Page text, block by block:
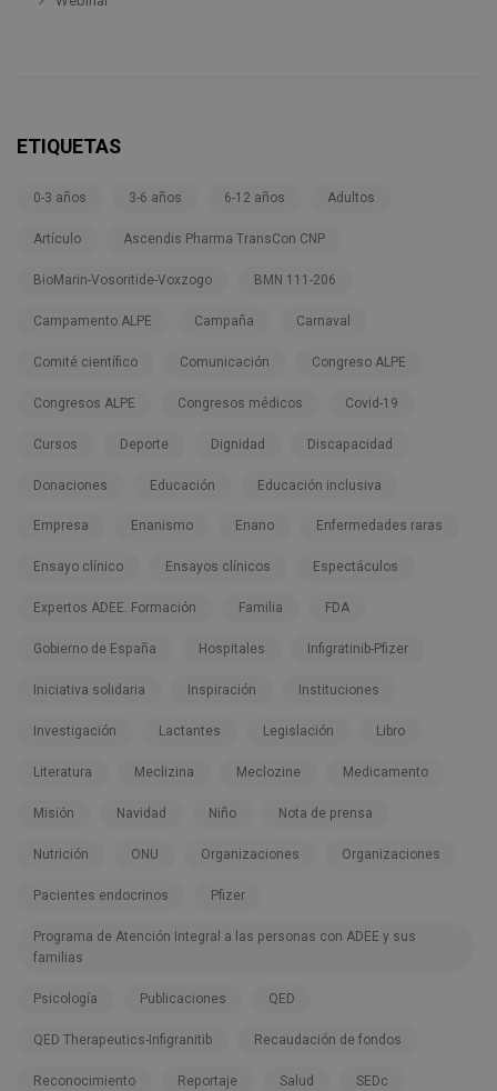
ETIQUETAS
0-3 años 3-6 años 6-12 años Adultos
Artículo Ascendis Pharma TransCon CNP
BioMarin-Vosoritide-Voxzogo BMN 111-206
Campamento ALPE Campaña Carnaval
Comité científico Comunicación Congreso ALPE
Congresos ALPE Congresos médicos Covid-19
Cursos Deporte Dignidad Discapacidad
Donaciones Educación Educación inclusiva
Empresa Enanismo Enano Enfermedades raras
Ensayo clínico Ensayos clínicos Espectáculos
Expertos ADEE. Formación Familia FDA
Gobierno de España Hospitales Infigratinib-Pfizer
Iniciativa solidaria Inspiración Instituciones
Investigación Lactantes Legislación Libro
Literatura Meclizina Meclozine Medicamento
Misión Navidad Niño Nota de prensa
Nutrición ONU Organizaciones Organizaciones
Pacientes endocrinos Pfizer
Programa de Atención Integral a las personas con ADEE y sus
familias
Psicología Publicaciones QED
QED Therapeutics-Infigranitib Recaudación de fondos
Reconocimiento Reportaje Salud SEDc